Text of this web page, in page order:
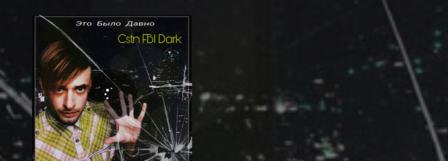
You're all set!